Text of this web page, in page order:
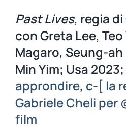
Past Lives, regia
con Greta Lee,
Magaro, Seung-
Min Yim; Usa 2023;
approndire, c-[ la
Gabriele Cheli per
film